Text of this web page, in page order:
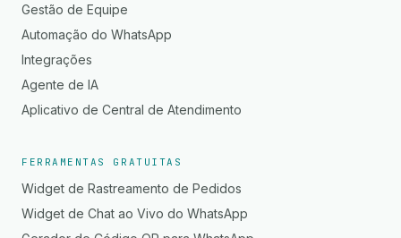
Gestão de Equipe
Automação do WhatsApp
Integrações
Agente de IA
Aplicativo de Central de Atendimento
FERRAMENTAS GRATUITAS
Widget de Rastreamento de Pedidos
Widget de Chat ao Vivo do WhatsApp